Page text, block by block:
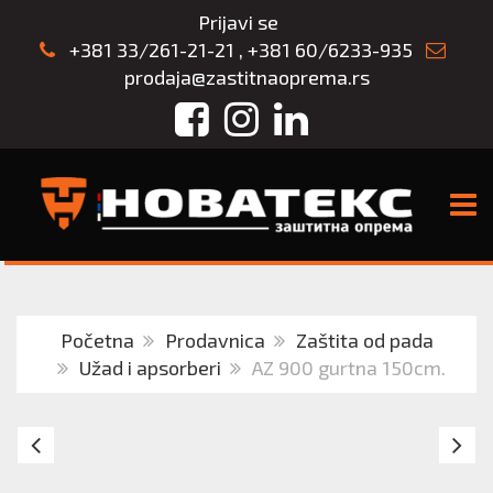
Prijavi se
+381 33/261-21-21 , +381 60/6233-935
prodaja@zastitnaoprema.rs
FacebookInstagram
LinkedIn
Početna Prodavnica
Zaštita od pada
Užad i apsorberi
AZ 900 gurtna 150cm.
Irudek